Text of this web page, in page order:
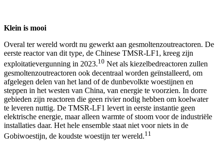
Klein is mooi
Overal ter wereld wordt nu gewerkt aan gesmoltenzoutreactoren. De
eerste reactor van dit type, de Chinese TMSR-LF1, kreeg zijn
exploitatievergunning in 2023.10 Net als kiezelbedreactoren zullen
gesmoltenzoutreactoren ook decentraal worden geïnstalleerd, om
afgelegen delen van het land of de dunbevolkte woestijnen en
steppen in het westen van China, van energie te voorzien. In dorre
gebieden zijn reactoren die geen rivier nodig hebben om koelwater
te leveren nuttig. De TMSR-LF1 levert in eerste instantie geen
elektrische energie, maar alleen warmte of stoom voor de industriële
installaties daar. Het hele ensemble staat niet voor niets in de
Gobiwoestijn, de koudste woestijn ter wereld.11